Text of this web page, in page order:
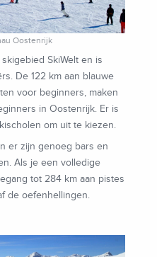
Oostenrijk
SkiWelt en is
De 122 km aan blauwe
voor beginners, maken
in Oostenrijk. Er is
om uit te kiezen.
er zijn genoeg bars en
Als je een volledige
tot 284 km aan pistes
de oefenhellingen.